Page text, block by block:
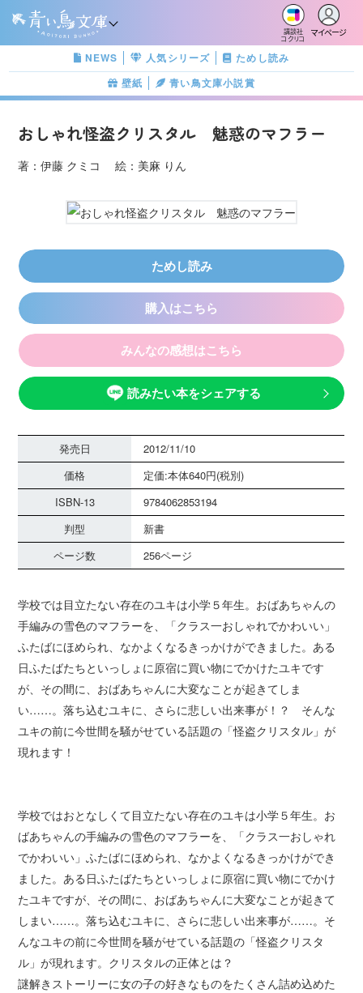
講談社
コクリコ
マイページ
NEWS 人気シリーズ
ためし読み
壁紙
青い鳥文庫小説賞
おしゃれ怪盗クリスタル 魅惑のマフラー
著：伊藤 クミコ 絵：美麻 りん
ためし読み
購入はこちら
みんなの感想はこちら
読みたい本をシェアする
発売日
2012/11/10
価格
定価:本体640円(税別)
ISBN-13
9784062853194
判型
新書
ページ数
256ページ
学校では目立たない存在のユキは小学５年生。おばあちゃんの
手編みの雪色のマフラーを、「クラス一おしゃれでかわいい」
ふたばにほめられ、なかよくなるきっかけができました。ある
日ふたばたちといっしょに原宿に買い物にでかけたユキです
が、その間に、おばあちゃんに大変なことが起きてしま
い……。落ち込むユキに、さらに悲しい出来事が！？ そんな
ユキの前に今世間を騒がせている話題の「怪盗クリスタル」が
現れます！
学校ではおとなしくて目立たない存在のユキは小学５年生。お
ばあちゃんの手編みの雪色のマフラーを、「クラス一おしゃれ
でかわいい」ふたばにほめられ、なかよくなるきっかけができ
ました。ある日ふたばたちといっしょに原宿に買い物にでかけ
たユキですが、その間に、おばあちゃんに大変なことが起きて
しまい……。落ち込むユキに、さらに悲しい出来事が……。そ
んなユキの前に今世間を騒がせている話題の「怪盗クリスタ
ル」が現れます。クリスタルの正体とは？
謎解きストーリーに女の子の好きなものをたくさん詰め込めた